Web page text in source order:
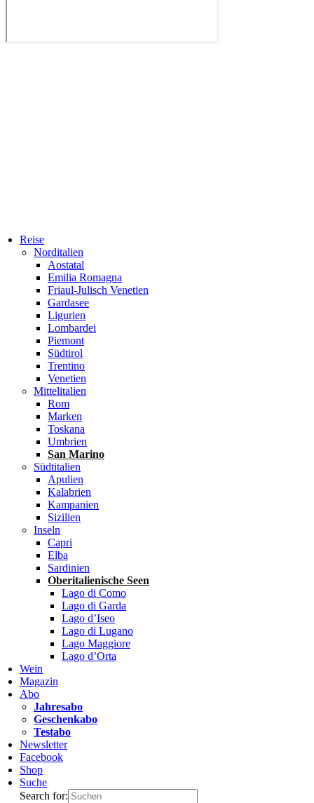
Reise
Norditalien
Aostatal
Emilia Romagna
Friaul-Julisch Venetien
Gardasee
Ligurien
Lombardei
Piemont
Südtirol
Trentino
Venetien
Mittelitalien
Rom
Marken
Toskana
Umbrien
San Marino
Südtitalien
Apulien
Kalabrien
Kampanien
Sizilien
Inseln
Capri
Elba
Sardinien
Oberitalienische Seen
Lago di Como
Lago di Garda
Lago d’Iseo
Lago di Lugano
Lago Maggiore
Lago d’Orta
Wein
Magazin
Abo
Jahresabo
Geschenkabo
Testabo
Newsletter
Facebook
Shop
Suche
Search for: